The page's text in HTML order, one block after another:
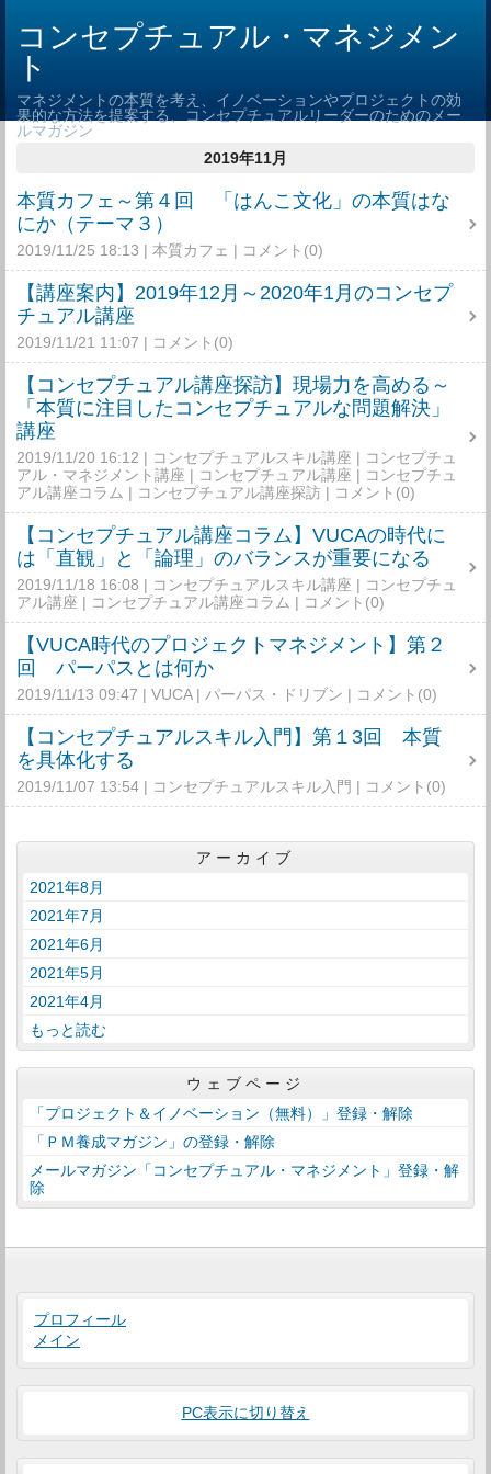
コンセプチュアル・マネジメン
ト
マネジメントの本質を考え、イノベーションやプロジェクトの効
果的な方法を提案する、コンセプチュアルリーダーのためのメー
ルマガジン
2019年11月
本質カフェ～第４回 「はんこ文化」の本質はな
にか（テーマ３）
2019/11/25 18:13 本質カフェ コメント(0)
【講座案内】2019年12月～2020年1月のコンセプ
チュアル講座
2019/11/21 11:07 コメント(0)
【コンセプチュアル講座探訪】現場力を高める～
「本質に注目したコンセプチュアルな問題解決」
講座
2019/11/20 16:12 コンセプチュアルスキル講座
コンセプチュ
アル・マネジメント講座
コンセプチュアル講座
コンセプチュ
アル講座コラム
コンセプチュアル講座探訪 コメント(0)
【コンセプチュアル講座コラム】VUCAの時代に
は「直観」と「論理」のバランスが重要になる
2019/11/18 16:08 コンセプチュアルスキル講座
コンセプチュ
アル講座
コンセプチュアル講座コラム コメント(0)
【VUCA時代のプロジェクトマネジメント】第２
回 パーパスとは何か
2019/11/13 09:47 VUCA パーパス・ドリブン コメント(0)
【コンセプチュアルスキル入門】第１3回 本質
を具体化する
2019/11/07 13:54 コンセプチュアルスキル入門 コメント(0)
アーカイブ
2021年8月
2021年7月
2021年6月
2021年5月
2021年4月
もっと読む
ウェブページ
「プロジェクト＆イノベーション（無料）」登録・解除
「ＰＭ養成マガジン」の登録・解除
メールマガジン「コンセプチュアル・マネジメント」登録・解
除
プロフィール
メイン
PC表示に切り替え